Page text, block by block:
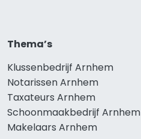
Thema’s
Klussenbedrijf Arnhem
Notarissen Arnhem
Taxateurs Arnhem
Schoonmaakbedrijf Arnhem
Makelaars Arnhem